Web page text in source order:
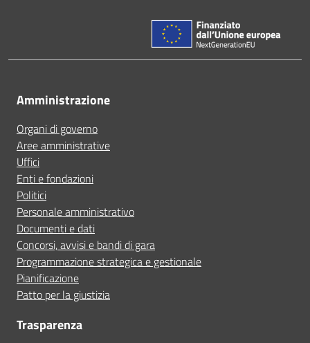
Amministrazione
Organi di governo
Aree amministrative
Uffici
Enti e fondazioni
Politici
Personale amministrativo
Documenti e dati
Concorsi, avvisi e bandi di gara
Programmazione strategica e gestionale
Pianificazione
Patto per la giustizia
Trasparenza